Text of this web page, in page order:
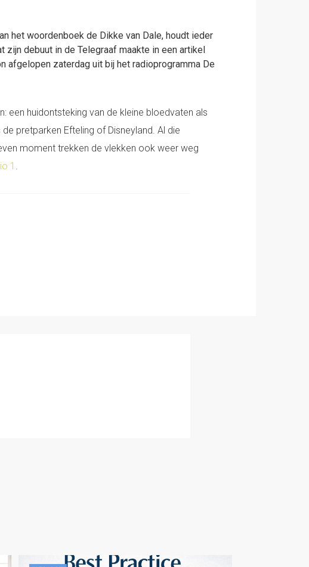
het woordenboek de Dikke van Dale, houdt ieder
debuut in de Telegraaf maakte in een artikel
afgelopen zaterdag uit bij het radioprogramma De
een huidontsteking van de kleine bloedvaten als
pretparken Efteling of Disneyland. Al die
moment trekken de vlekken ook weer weg
1 .